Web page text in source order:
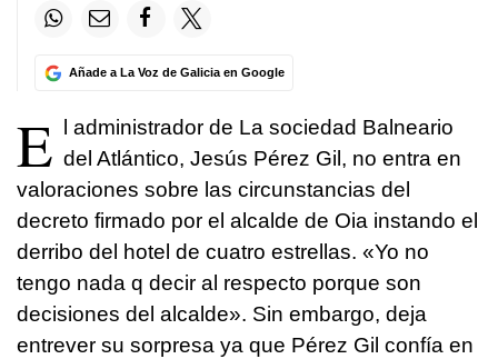
Añade a La Voz de Galicia en Google
E
l administrador de La sociedad Balneario
del Atlántico, Jesús Pérez Gil, no entra en
valoraciones sobre las circunstancias del
decreto firmado por el alcalde de Oia instando el
derribo del hotel de cuatro estrellas. «Yo no
tengo nada q decir al respecto porque son
decisiones del alcalde». Sin embargo, deja
entrever su sorpresa ya que Pérez Gil confía en